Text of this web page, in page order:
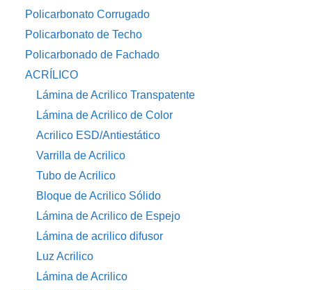
Policarbonato Corrugado
Policarbonato de Techo
Policarbonado de Fachado
ACRÍLICO
Lámina de Acrilico Transpatente
Lámina de Acrilico de Color
Acrilico ESD/Antiestático
Varrilla de Acrilico
Tubo de Acrilico
Bloque de Acrilico Sólido
Lámina de Acrilico de Espejo
Lámina de acrilico difusor
Luz Acrilico
Lámina de Acrilico